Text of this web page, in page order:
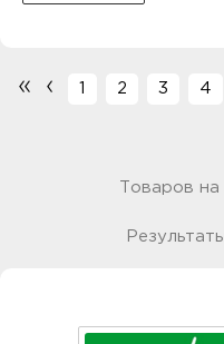
« ‹ 1 2 3 4
Товаров